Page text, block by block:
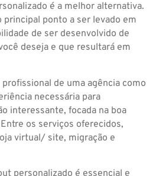
é a melhor alternativa.
principal ponto a ser levado em
de ser desenvolvido de
deseja e que resultará em
de uma agência como
necessária para
interessante, focada na boa
os serviços oferecidos,
virtual/ site, migração e